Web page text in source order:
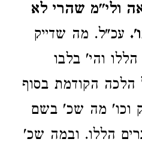
ולי"מ שהרי לא
עכ"ל. מה שדייק
והי' בלבו
הלכה הקודמת בסוף
וכו' מה שכ' בשם
הללו. ובמה שכ'